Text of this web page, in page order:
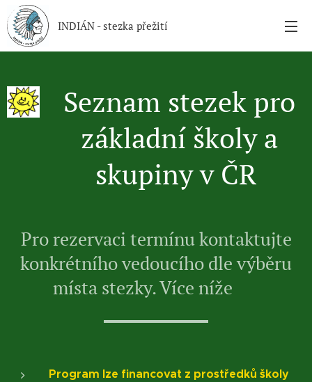
INDIÁN - stezka přežití
Seznam stezek pro
základní školy a
skupiny v ČR
Pro rezervaci termínu kontaktujte
konkrétního vedoucího dle výběru
místa stezky. Více níže 👇
Program lze financovat z prostředků školy